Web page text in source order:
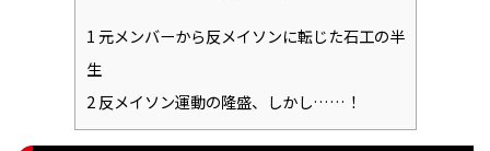
1元メンバーから反メイソンに転じた石工の半
生
2反メイソン運動の隆盛、しかし……！